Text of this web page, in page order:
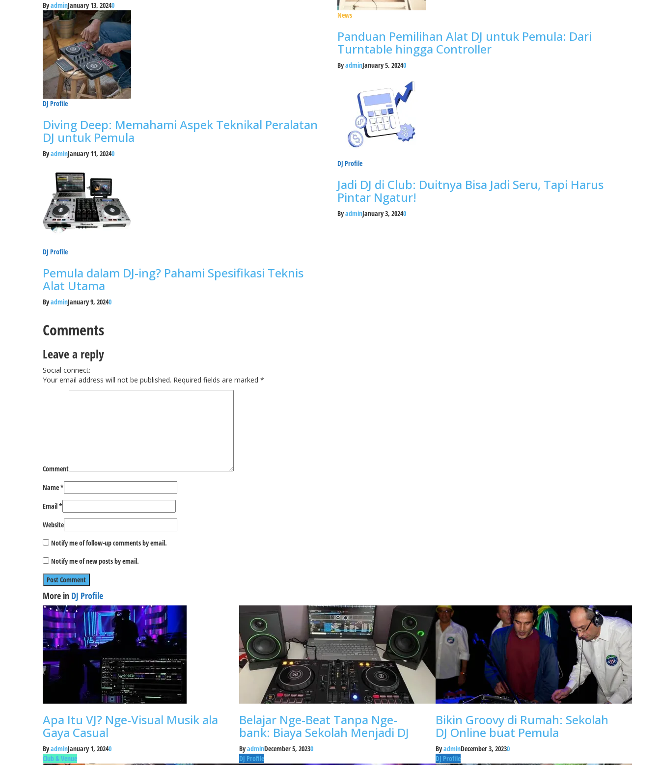
ByadminJanuary 13, 20240
DJ Profile
Diving Deep: Memahami Aspek Teknikal Peralatan
DJ untuk Pemula
ByadminJanuary 11, 20240
DJ Profile
Pemula dalam DJ-ing? Pahami Spesifikasi Teknis
Alat Utama
ByadminJanuary 9, 20240
News
Panduan Pemilihan Alat DJ untuk Pemula: Dari
Turntable hingga Controller
ByadminJanuary 5, 20240
DJ Profile
Jadi DJ di Club: Duitnya Bisa Jadi Seru, Tapi Harus
Pintar Ngatur!
ByadminJanuary 3, 20240
Comments
Leave a reply
Social connect:
Your email address will not be published. Required fields are marked *
Comment
Name*
Email*
Website
Notify me of follow-up comments by email.
Notify me of new posts by email.
More in DJ Profile
Apa Itu VJ? Nge-Visual Musik ala
Gaya Casual
ByadminJanuary 1, 20240
Club & Venue
Belajar Nge-Beat Tanpa Nge-
bank: Biaya Sekolah Menjadi DJ
ByadminDecember 5, 20230
DJ Profile
Bikin Groovy di Rumah: Sekolah
DJ Online buat Pemula
ByadminDecember 3, 20230
DJ Profile